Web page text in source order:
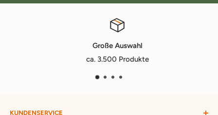
Große Auswahl
ca. 3.500 Produkte
KUNDENSERVICE